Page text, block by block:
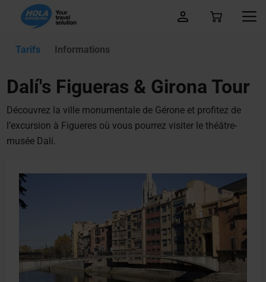
Tarifs Informations
Dalí's Figueras & Girona Tour
Découvrez la ville monumentale de Gérone et profitez de
l’excursion à Figueres où vous pourrez visiter le théâtre-
musée Dalí.